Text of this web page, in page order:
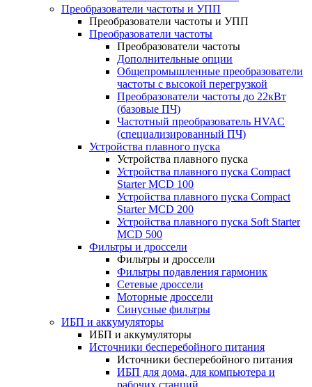
Преобразователи частоты и УПП
Преобразователи частоты и УПП
Преобразователи частоты
Преобразователи частоты
Дополнительные опции
Общепромышленные преобразователи
частоты с высокой перегрузкой
Преобразователи частоты до 22кВт
(базовые ПЧ)
Частотный преобразователь HVAC
(специализированный ПЧ)
Устройства плавного пуска
Устройства плавного пуска
Устройства плавного пуска Compact
Starter MCD 100
Устройства плавного пуска Compact
Starter MCD 200
Устройства плавного пуска Soft Starter
MCD 500
Фильтры и дроссели
Фильтры и дроссели
Фильтры подавления гармоник
Сетевые дроссели
Моторные дроссели
Синусные фильтры
ИБП и аккумуляторы
ИБП и аккумуляторы
Источники бесперебойного питания
Источники бесперебойного питания
ИБП для дома, для компьютера и
рабочих станций